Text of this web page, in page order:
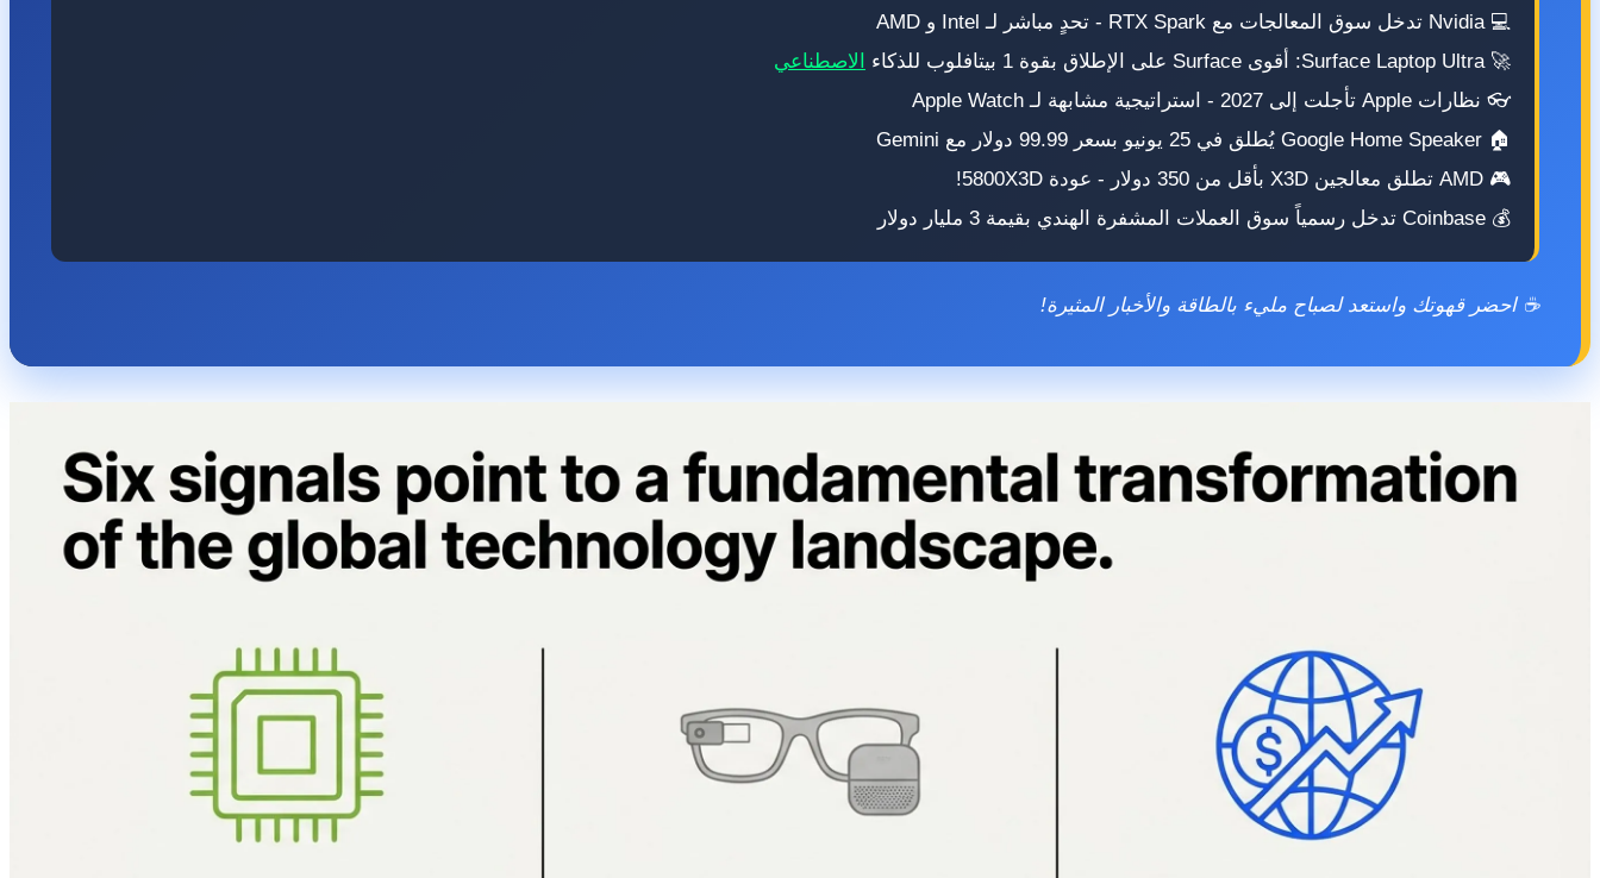
💻 Nvidia تدخل سوق المعالجات مع RTX Spark - تحدٍ مباشر لـ Intel و AMD
🚀 Surface Laptop Ultra: أقوى Surface على الإطلاق بقوة 1 بيتافلوب للذكاء
الاصطناعي
👓 نظارات Apple تأجلت إلى 2027 - استراتيجية مشابهة لـ Apple Watch
🏠 Google Home Speaker يُطلق في 25 يونيو بسعر 99.99 دولار مع Gemini
🎮 AMD تطلق معالجين X3D بأقل من 350 دولار - عودة 5800X3D!
💰 Coinbase تدخل رسمياً سوق العملات المشفرة الهندي بقيمة 3 مليار دولار
☕ احضر قهوتك واستعد لصباح مليء بالطاقة والأخبار المثيرة!